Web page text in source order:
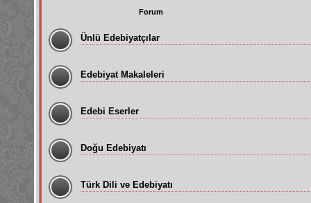
Forum
Ünlü Edebiyatçılar
Edebiyat Makaleleri
Edebi Eserler
Doğu Edebiyatı
Türk Dili ve Edebiyatı